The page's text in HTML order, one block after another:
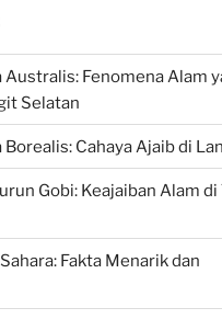
Australis: Fenomena Alam
Selatan
Cahaya Ajaib di
Gobi: Keajaiban Alam di
Fakta Menarik dan